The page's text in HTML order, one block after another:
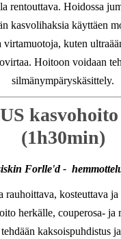
rentouttava. Hoidossa
kasvolihaksia käyttäen
virtamuotoja, kuten
Hoitoon voidaan
silmänympäryskäsittely.
kasvohoito
(1h30min)
Forlle'd -
rauhoittava, kosteuttava
herkälle, couperosa- ja
kaksoispuhdistus